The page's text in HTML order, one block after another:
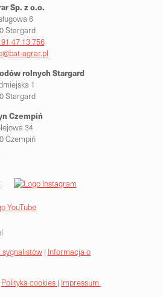
Sp. z o.o.
6
Stargard
47 13 756
agrar.pl
rolnychStargard
1
Stargard
Czempiń
34
Czempiń
sygnalistów | Informacja o
Polityka cookies | Impressum